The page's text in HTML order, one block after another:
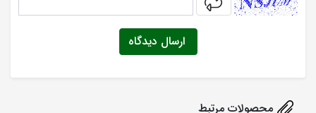
ارسال دیدگاه
محصولات مرتبط